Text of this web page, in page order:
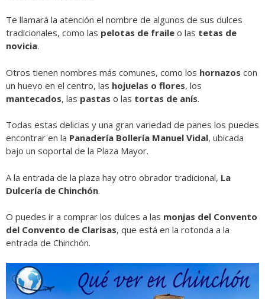
Te llamará la atención el nombre de algunos de sus dulces
tradicionales, como las pelotas de fraile o las tetas de
novicia.
Otros tienen nombres más comunes, como los hornazos con
un huevo en el centro, las hojuelas o flores, los
mantecados, las pastas o las tortas de anís.
Todas estas delicias y una gran variedad de panes los puedes
encontrar en la Panadería Bollería Manuel Vidal, ubicada
bajo un soportal de la Plaza Mayor.
A la entrada de la plaza hay otro obrador tradicional, La
Dulcería de Chinchón.
O puedes ir a comprar los dulces a las monjas del Convento
del Convento de Clarisas, que está en la rotonda a la
entrada de Chinchón.